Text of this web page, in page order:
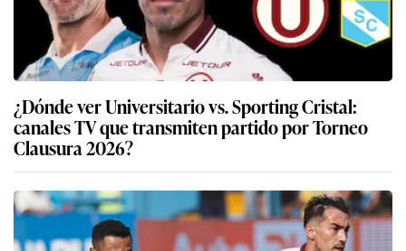
¿Dónde ver Universitario vs. Sporting Cristal:
canales TV que transmiten partido por Torneo
Clausura 2026?